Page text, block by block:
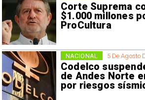
Corte Suprema
$1.000 millones
ProCultura
5 De Agosto
Codelco
de Andes Norte
por riesgos
NACIONAL